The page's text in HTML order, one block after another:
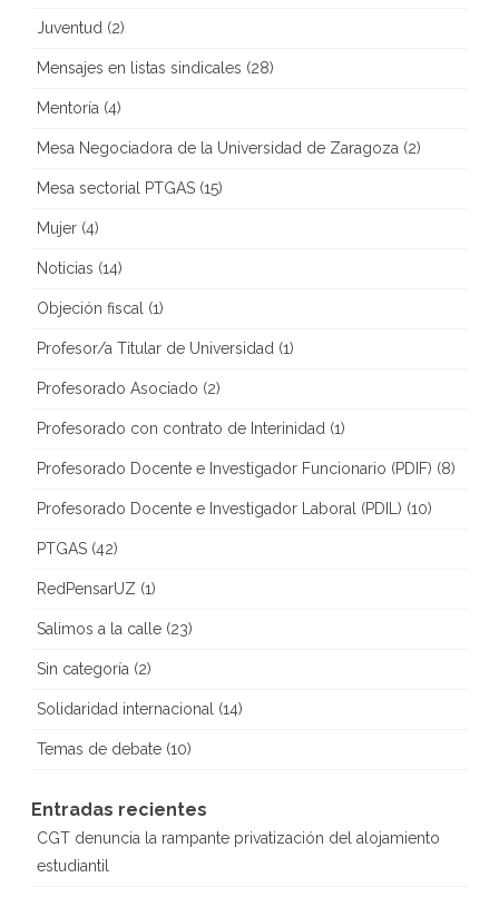
Juventud (2)
Mensajes en listas sindicales (28)
Mentoría (4)
Mesa Negociadora de la Universidad de Zaragoza (2)
Mesa sectorial PTGAS (15)
Mujer (4)
Noticias (14)
Objeción fiscal (1)
Profesor/a Titular de Universidad (1)
Profesorado Asociado (2)
Profesorado con contrato de Interinidad (1)
Profesorado Docente e Investigador Funcionario (PDIF) (8)
Profesorado Docente e Investigador Laboral (PDIL) (10)
PTGAS (42)
RedPensarUZ (1)
Salimos a la calle (23)
Sin categoría (2)
Solidaridad internacional (14)
Temas de debate (10)
Entradas recientes
CGT denuncia la rampante privatización del alojamiento
estudiantil